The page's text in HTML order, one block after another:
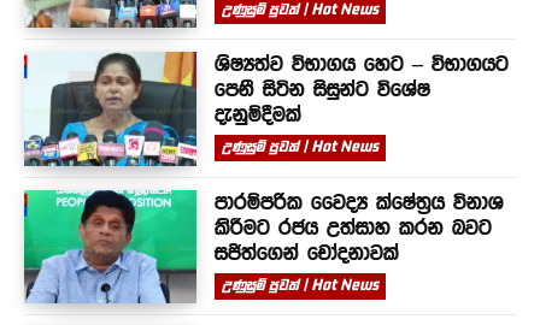
උණුසුම් පුවත් | Hot News
ශිෂ්‍යත්ව විභාගය හෙට – විභාගයට
පෙනී සිටින සිසුන්ට විශේෂ
දැනුම්දීමක්
උණුසුම් පුවත් | Hot News
පාරම්පරික වෛද්‍ය ක්ෂේත්‍රය විනාශ
කිරීමට රජය උත්සාහ කරන බවට
සජිත්ගෙන් චෝදනාවක්
උණුසුම් පුවත් | Hot News